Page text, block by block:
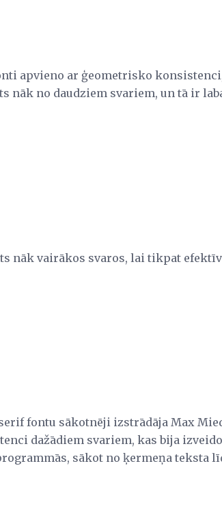
apvieno ar ģeometrisko
nāk no daudziem svariem, un tā ir
nāk vairākos svaros, lai tikpat
fontu sākotnēji izstrādāja Max
dažādiem svariem, kas bija
sākot no ķermeņa teksta